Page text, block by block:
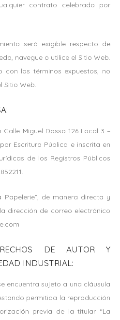
contrato celebrado por
será exigible respecto de
navegue o utilice el Sitio Web.
con los términos expuestos, no
Sitio Web.
Calle Miguel Dasso 126 Local 3 –
Escritura Pública e inscrita en
de los Registros Públicos
Papelerie”, de manera directa y
dirección de correo electrónico
DE AUTOR Y
INDUSTRIAL:
encuentra sujeto a una cláusula
permitida la reproducción
previa de la titular “La